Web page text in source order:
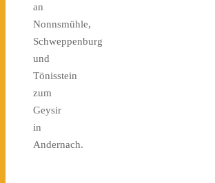
an
Nonnsmühle,
Schweppenburg
und
Tönisstein
zum
Geysir
in
Andernach.